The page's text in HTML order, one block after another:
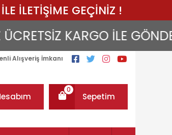
İLETİŞİME GEÇİNİZ !
KARGO İLE
Alışveriş İmkanı
Sepetim
0